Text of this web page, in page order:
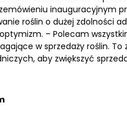
inauguracyjnym
roślin o dużej zdolności
– Polecam
w sprzedaży roślin.
aby zwiększyć